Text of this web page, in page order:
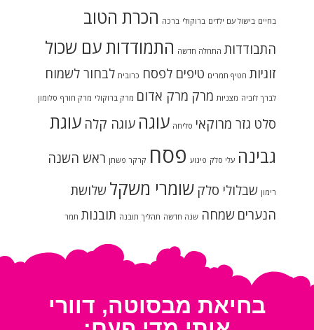
בחיים בישול עם ילדים ברוקולי ברכה הכרת הטוב
התבודדות התחלה חדשה התמודדות עם שכול
זוגיות חטיף תמרים טיפים לפסח כרובית לבחור לשמוח
לברך לוביה מצניות מרק מרק אדום מרק ברוקולי מרק חורף סלומון
סלט גזר מרוקאי סליחה עוגה עוגה קלה עוגת
גבינה עלי סלק פיגוע פסח קרקר פשתן ראש השנה
רימון שבלולי סלק שומרי משקל שלושת
הנערים שמחה שנה חדשה תהליך תובנה תובנות תמר
בחיאת מבסוטה, דוורי